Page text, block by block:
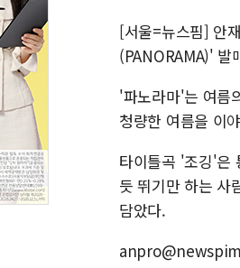
[서울=뉴스핌] 안
(PANORAMA)' 발
'파노라마'는 여름
청량한 여름을 이
타이틀곡 '조깅'은
듯 뛰기만 하는 사
담았다.